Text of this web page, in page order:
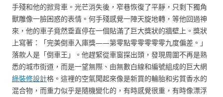
手殘和他的掀背車。光芒消失後，窄巷恢復了平靜，只剩下獨角
獸雕像一臉困惑的表情。何手殘感覺一陣天旋地轉，等他回過神
來，他的車子竟然垂直停在一個貼滿了巨大獎狀的牆壁上。獎狀
上寫著：「完美倒車入庫獎——第零點零零零零零九度偏差。」
落款人是「倒車王」。他趕緊從車窗探出頭，發現周圍不再是熟
悉的城市街道，而是一望無際、由無數白線和編號組成的巨大網
綠裝修設計格。這裡的空氣聞起來像是新買的輪胎和劣質香水的
混合物，而重力似乎是隨機變化的，有時感覺很重，有時像漂浮